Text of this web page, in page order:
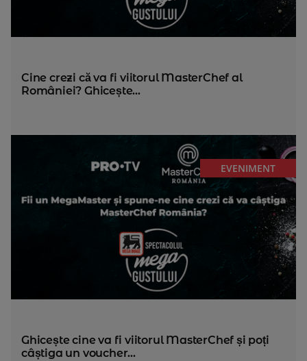
Cine crezi că va fi viitorul MasterChef al
României? Ghicește...
EVENIMENT
Ghicește cine va fi viitorul MasterChef și poți
câștiga un voucher...